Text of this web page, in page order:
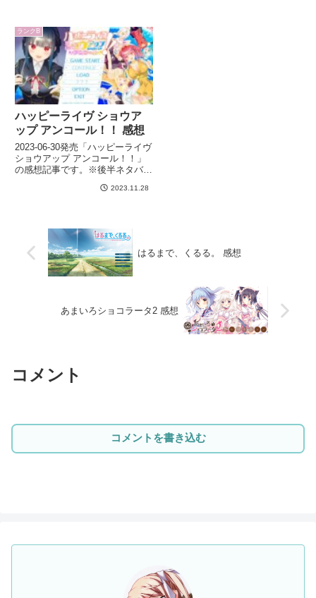
ランクB
ハッピーライヴ ショウア
ップ アンコール！！ 感想
2023-06-30発売「ハッピーライヴ
ショウアップ アンコール！！」
の感想記事です。※後半ネタバレ
2023.11.28
はるまで、くるる。 感想
あまいろショコラータ2 感想
コメント
コメントを書き込む